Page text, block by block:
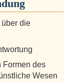
über die
Formen des
Wesen